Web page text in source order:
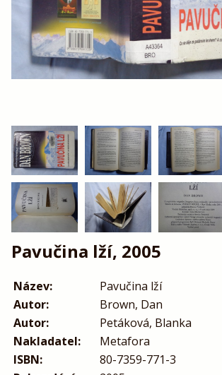
Pavučina lží, 2005
Název:
Pavučina lží
Autor:
Brown, Dan
Autor:
Petáková, Blanka
Nakladatel:
Metafora
ISBN:
80-7359-771-3